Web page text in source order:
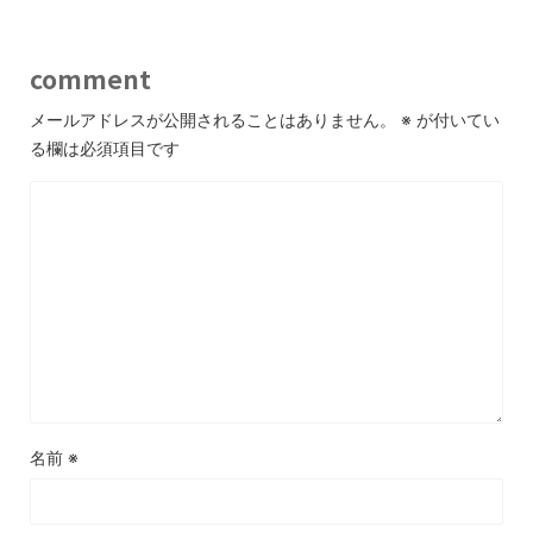
comment
メールアドレスが公開されることはありません。 ※ が付いてい
る欄は必須項目です
名前 ※